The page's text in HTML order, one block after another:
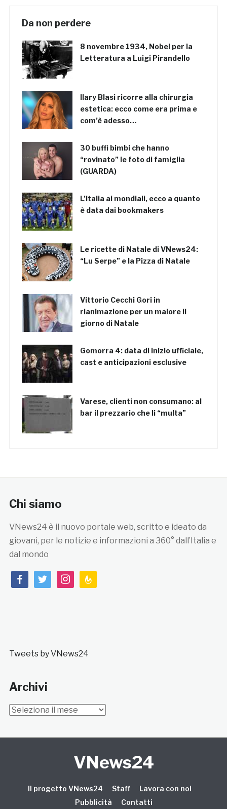
Da non perdere
8 novembre 1934, Nobel per la
Letteratura a Luigi Pirandello
Ilary Blasi ricorre alla chirurgia
estetica: ecco come era prima e
com’è adesso…
30 buffi bimbi che hanno
“rovinato” le foto di famiglia
(GUARDA)
L’Italia ai mondiali, ecco a quanto
è data dai bookmakers
Le ricette di Natale di VNews24:
“Lu Serpe” e la Pizza di Natale
Vittorio Cecchi Gori in
rianimazione per un malore il
giorno di Natale
Gomorra 4: data di inizio ufficiale,
cast e anticipazioni esclusive
Varese, clienti non consumano: al
bar il prezzario che li “multa”
Chi siamo
VNews24 è il nuovo portale web, scritto e ideato da
giovani, per le notizie e informazioni a 360° dall’Italia e
dal mondo
facebooktwitterinstagramfeedburner
Tweets by VNews24
Archivi
Archivi
VNews24
Il progetto VNews24 Staff
Lavora con noi
Pubblicità
Contatti